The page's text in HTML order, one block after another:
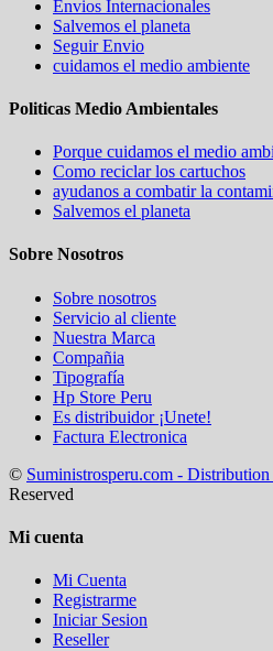
Envios Internacionales
Salvemos el planeta
Seguir Envio
cuidamos el medio ambiente
Politicas Medio Ambientales
Porque cuidamos el medio
Como reciclar los cartuchos
ayudanos a combatir la
Salvemos el planeta
Sobre Nosotros
Sobre nosotros
Servicio al cliente
Nuestra Marca
Compañia
Tipografía
Hp Store Peru
Es distribuidor ¡Unete!
Factura Electronica
© Suministrosperu.com -
Reserved
Mi cuenta
Mi Cuenta
Registrarme
Iniciar Sesion
Reseller